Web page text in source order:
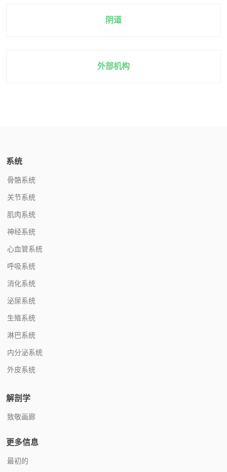
阴道
外部机构
系统
骨骼系统
关节系统
肌肉系统
神经系统
心血管系统
呼吸系统
消化系统
泌尿系统
生殖系统
淋巴系统
内分泌系统
外皮系统
解剖学
致敬画廊
更多信息
最初的